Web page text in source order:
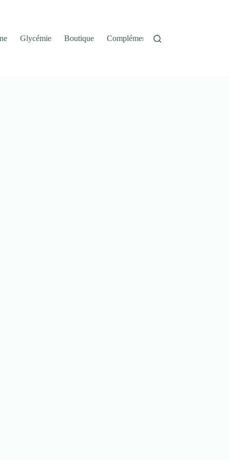
Glycémie Boutique Complément Alimentaire